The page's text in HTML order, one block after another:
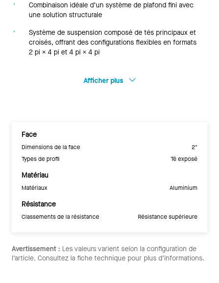
Combinaison idéale d’un système de plafond fini avec
une solution structurale
Système de suspension composé de tés principaux et
croisés, offrant des configurations flexibles en formats
2 pi × 4 pi et 4 pi × 4 pi
Afficher plus
Face
Dimensions de la face
2"
Types de profil
Té exposé
Matériau
Matériaux Aluminium
Résistance
Classements de la résistance Résistance supérieure
Avertissement : Les valeurs varient selon la configuration de
l’article. Consultez la fiche technique pour plus d’informations.